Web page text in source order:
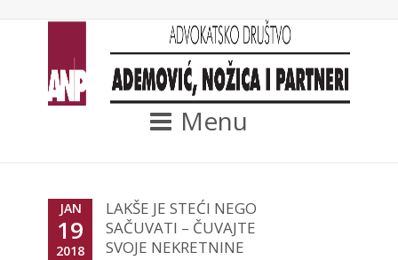
Skype
Menu
JAN
19
2018
LAKŠE JE STEĆI NEGO
SAČUVATI – ČUVAJTE
SVOJE NEKRETNINE